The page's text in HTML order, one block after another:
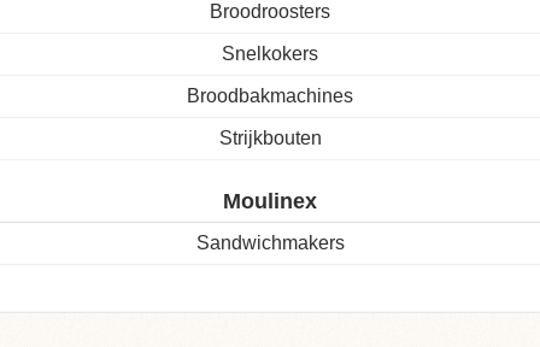
Broodroosters
Snelkokers
Broodbakmachines
Strijkbouten
Moulinex
Sandwichmakers